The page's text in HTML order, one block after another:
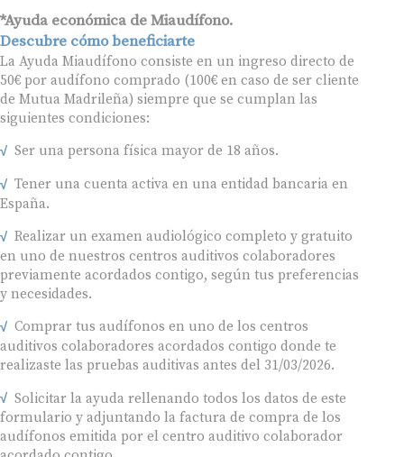
*Ayuda económica de Miaudífono.
Descubre cómo beneficiarte
La Ayuda Miaudífono consiste en un ingreso directo de
50€ por audífono comprado (100€ en caso de ser cliente
de Mutua Madrileña) siempre que se cumplan las
siguientes condiciones:
Ser una persona física mayor de 18 años.
Tener una cuenta activa en una entidad bancaria en
España.
Realizar un examen audiológico completo y gratuito
en uno de nuestros centros auditivos colaboradores
previamente acordados contigo, según tus preferencias
y necesidades.
Comprar tus audífonos en uno de los centros
auditivos colaboradores acordados contigo donde te
realizaste las pruebas auditivas antes del 31/03/2026.
Solicitar la ayuda rellenando todos los datos de este
formulario y adjuntando la factura de compra de los
audífonos emitida por el centro auditivo colaborador
acordado contigo.